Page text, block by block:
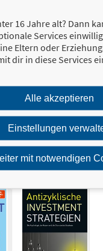
Robin Däutel,
Astrid Scheib
16 Jahre alt? Dann
Services
Eltern oder
dir in diese Services
Alle akzeptieren
Einstellungen
mit notwendigen